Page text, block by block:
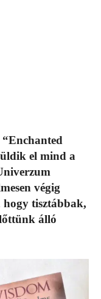
el mind a
végig
tisztábbak,
álló